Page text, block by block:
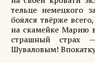
тельце немецкого
боялся твёрже
на скамейке Марию
страшный
Шуваловым!